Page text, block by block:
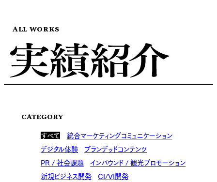
ALL WORKS
CATEGORY
すべて
統合マーケティングコミュニケーション
デジタル体験
ブランデッドコンテンツ
PR / 社会課題 インバウンド / 観光プロモーション
新規ビジネス開発 CI/VI開発